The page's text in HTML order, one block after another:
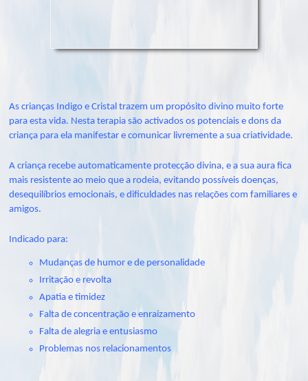
As crianças Indigo e Cristal trazem um propósito divino muito forte
para esta vida. Nesta terapia são activados os potenciais e dons da
criança para ela manifestar e comunicar livremente a sua criatividade.
A criança recebe automaticamente protecção divina, e a sua aura fica
mais resistente ao meio que a rodeia, evitando possíveis doenças,
desequilíbrios emocionais, e dificuldades nas relações com familiares e
amigos.
Indicado para:
Mudanças de humor e de personalidade
Irritação e revolta
Apatia e timidez
Falta de concentração e enraizamento
Falta de alegria e entusiasmo
Problemas nos relacionamentos